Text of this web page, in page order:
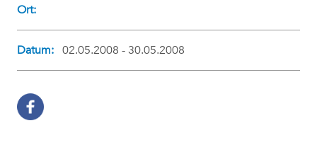
Ort:
Datum: 02.05.2008 - 30.05.2008